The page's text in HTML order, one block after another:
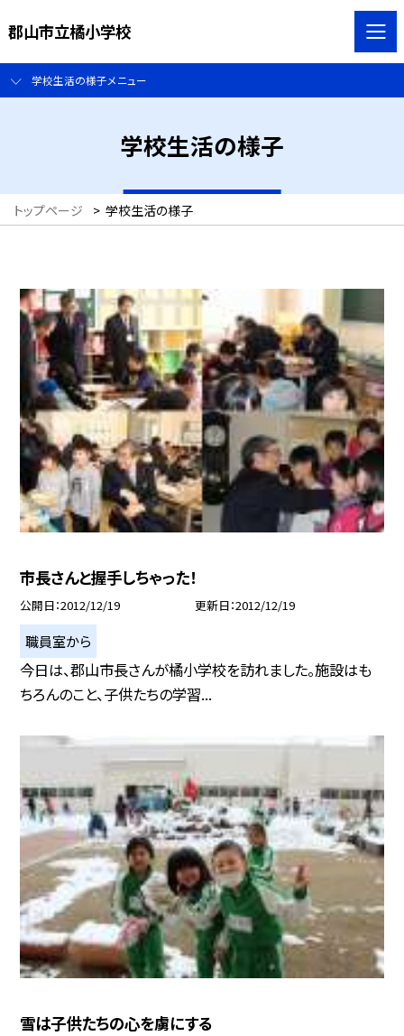
郡山市立橘小学校
学校生活の様子メニュー
学校生活の様子
トップページ > 学校生活の様子
市長さんと握手しちゃった！
公開日 2012/12/19 更新日 2012/12/19
職員室から
今日は、郡山市長さんが橘小学校を訪れました。施設はも
ちろんのこと、子供たちの学習...
雪は子供たちの心を虜にする